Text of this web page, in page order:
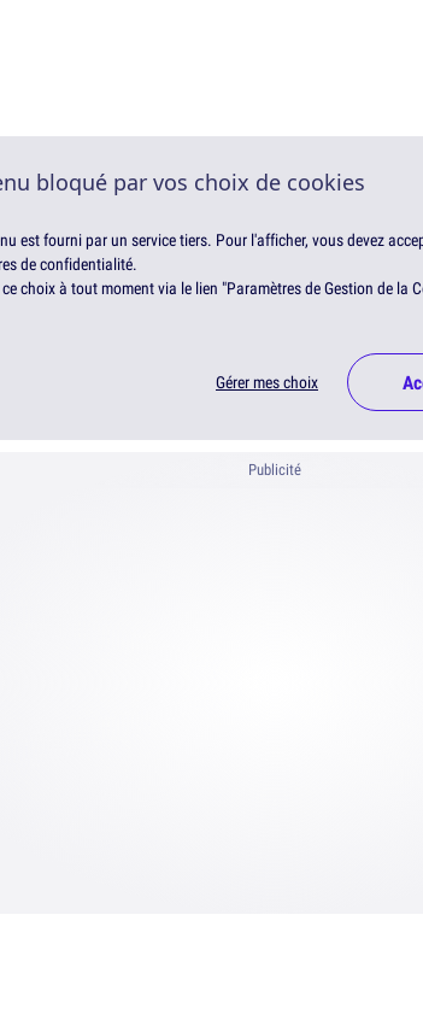
bloqué par vos choix de cookies
est fourni par un service tiers. Pour l'afficher, vous devez
de confidentialité.
choix à tout moment via le lien "Paramètres de Gestion de la
Gérer mes choix
Publicité